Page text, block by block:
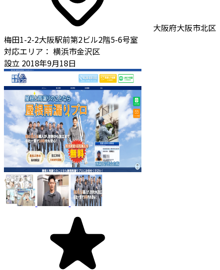
大阪府大阪市北区
梅田1-2-2大阪駅前第2ビル2階5-6号室
対応エリア： 横浜市金沢区
設立 2018年9月18日